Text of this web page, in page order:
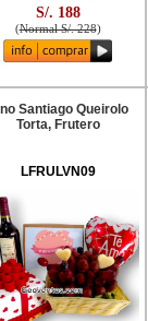
S/. 188
(Normal S/. 228)
Santiago Queirolo
Torta, Frutero
LFRULVN09